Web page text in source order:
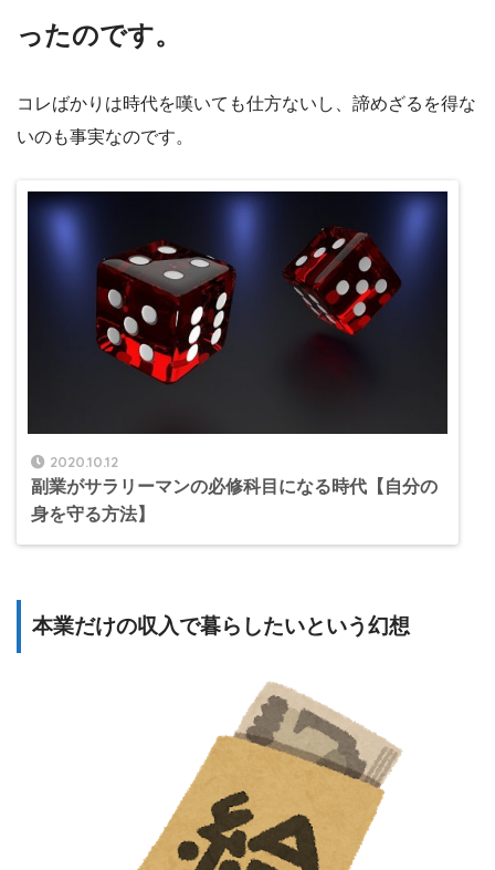
ったのです。
コレばかりは時代を嘆いても仕方ないし、諦めざるを得な
いのも事実なのです。
2020.10.12
副業がサラリーマンの必修科目になる時代【自分の
身を守る方法】
本業だけの収入で暮らしたいという幻想